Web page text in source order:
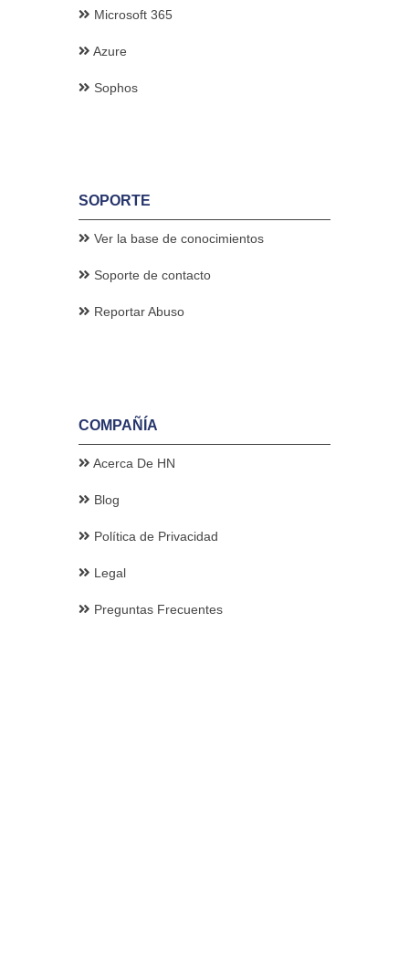
Microsoft 365
Azure
Sophos
SOPORTE
Ver la base de conocimientos
Soporte de contacto
Reportar Abuso
COMPAÑÍA
Acerca De HN
Blog
Política de Privacidad
Legal
Preguntas Frecuentes